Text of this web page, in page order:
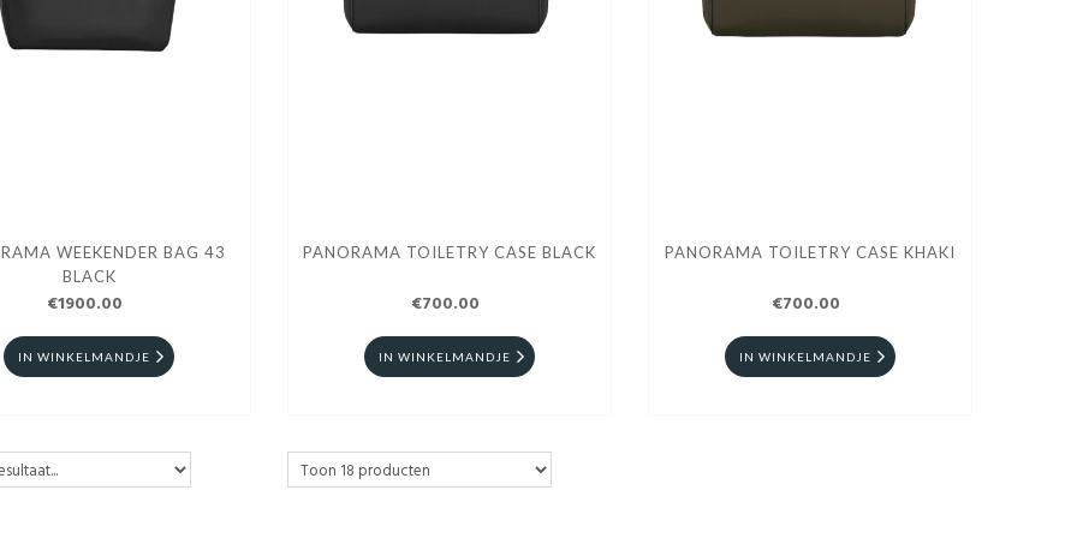
WEEKENDER BAG 43
BLACK
€1900.00
IN WINKELMANDJE
PANORAMA TOILETRY CASE BLACK
€700.00
IN WINKELMANDJE
PANORAMA TOILETRY CASE KHAKI
€700.00
IN WINKELMANDJE